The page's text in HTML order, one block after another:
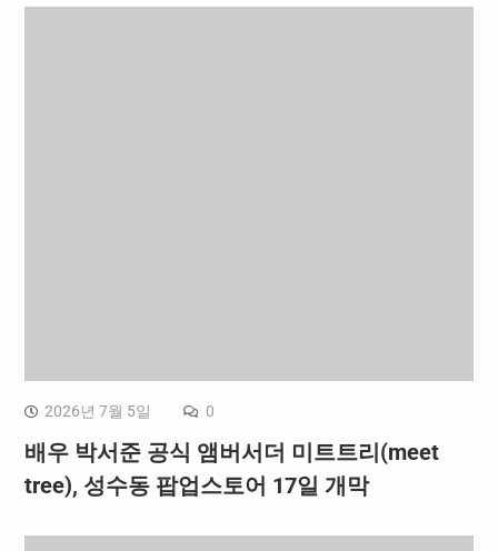
2026년 7월 5일 0
배우 박서준 공식 앰버서더 미트트리(meet
tree), 성수동 팝업스토어 17일 개막